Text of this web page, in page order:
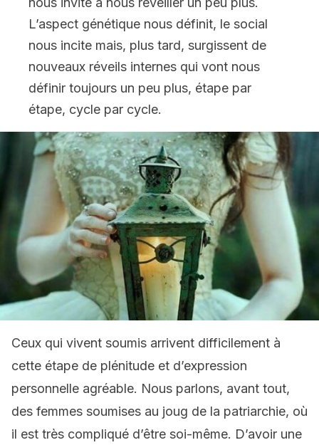
L’aspect génétique nous définit, le social
nous incite mais, plus tard, surgissent de
nouveaux réveils internes qui vont nous
définir toujours un peu plus, étape par
étape, cycle par cycle.
Ceux qui vivent soumis arrivent difficilement à
cette étape de plénitude et d’expression
personnelle agréable. Nous parlons, avant tout,
des femmes soumises au joug de la patriarchie, où
il est très compliqué d’être soi-même. D’avoir une